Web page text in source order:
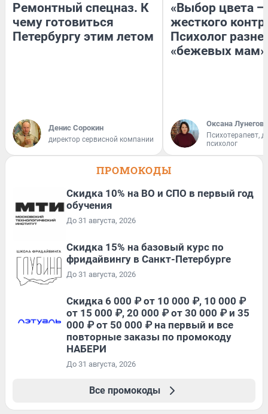
Ремонтный спецназ. К
чему готовиться
Петербургу этим летом
Денис Сорокин
директор сервисной компании
«Выбор цвета —
жесткого
Психолог
«бежевых мам»
Оксана Лунегова
Психотерапевт,
психолог
ПРОМОКОДЫ
Скидка 10% на ВО и СПО в первый год
обучения
До 31 августа, 2026
Скидка 15% на базовый курс по
фридайвингу в Санкт-Петербурге
До 31 августа, 2026
Скидка 6 000 ₽ от 10 000 ₽, 10 000 ₽
от 15 000 ₽, 20 000 ₽ от 30 000 ₽ и 35
000 ₽ от 50 000 ₽ на первый и все
повторные заказы по промокоду
НАБЕРИ
До 31 августа, 2026
Все промокоды